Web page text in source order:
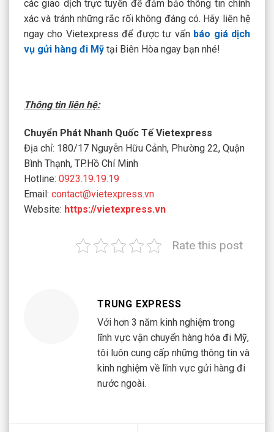
các giao dịch trực tuyến để đảm bảo thông tin chính
xác và tránh những rắc rối không đáng có. Hãy liên hệ
ngay cho Vietexpress để được tư vấn báo giá dịch
vụ gửi hàng đi Mỹ tại Biên Hòa ngay bạn nhé!
Thông tin liên hệ:
Chuyển Phát Nhanh Quốc Tế Vietexpress
Địa chỉ: 180/17 Nguyễn Hữu Cảnh, Phường 22, Quận
Bình Thạnh, TP.Hồ Chí Minh
Hotline: 0923.19.19.19
Email: contact@vietexpress.vn
Website: https://vietexpress.vn
Rate this post
TRUNG EXPRESS
Với hơn 3 năm kinh nghiệm trong
lĩnh vực vận chuyển hàng hóa đi Mỹ,
tôi luôn cung cấp những thông tin và
kinh nghiệm về lĩnh vực gửi hàng đi
nước ngoài.